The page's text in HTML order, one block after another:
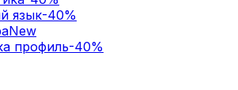
язык-40%
New
профиль-40%